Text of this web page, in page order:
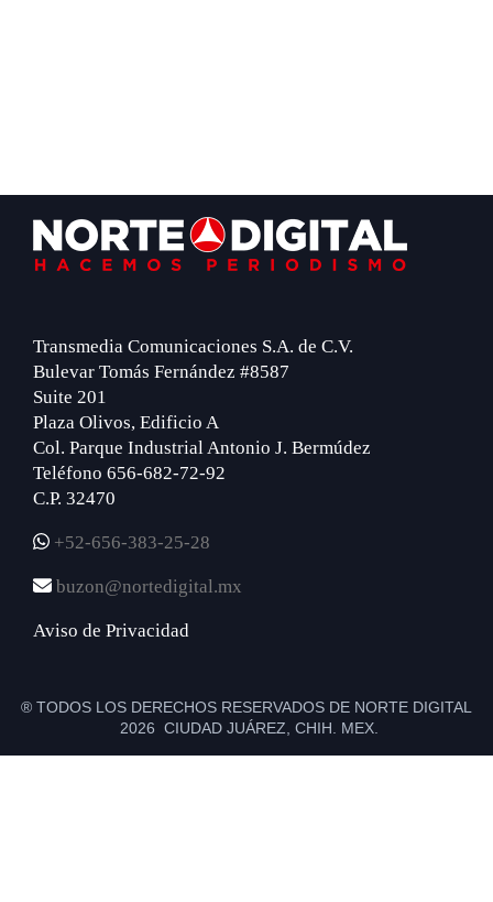
Footer
Transmedia Comunicaciones S.A. de C.V.
Bulevar Tomás Fernández #8587
Suite 201
Plaza Olivos, Edificio A
Col. Parque Industrial Antonio J. Bermúdez
Teléfono 656-682-72-92
C.P. 32470
+52-656-383-25-28
buzon@nortedigital.mx
Aviso de Privacidad
® TODOS LOS DERECHOS RESERVADOS DE NORTE DIGITAL
2026 CIUDAD JUÁREZ, CHIH. MEX.